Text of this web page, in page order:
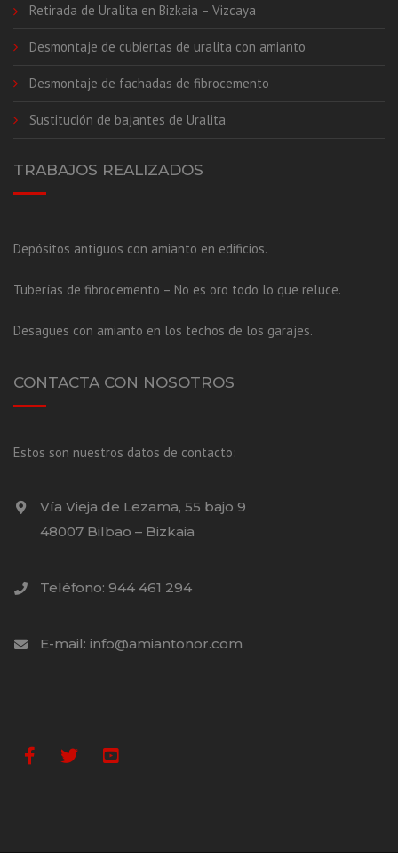
Retirada de Uralita en Bizkaia – Vizcaya
Desmontaje de cubiertas de uralita con amianto
Desmontaje de fachadas de fibrocemento
Sustitución de bajantes de Uralita
TRABAJOS REALIZADOS
Depósitos antiguos con amianto en edificios.
Tuberías de fibrocemento – No es oro todo lo que reluce.
Desagües con amianto en los techos de los garajes.
CONTACTA CON NOSOTROS
Estos son nuestros datos de contacto:
Vía Vieja de Lezama, 55 bajo 9
48007 Bilbao – Bizkaia
Teléfono: 944 461 294
E-mail: info@amiantonor.com
Facebook
TwitterYoutube